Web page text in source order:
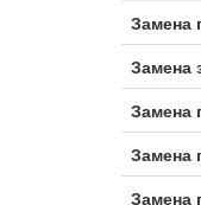
Замена
Замена
Замена
Замена
Замена